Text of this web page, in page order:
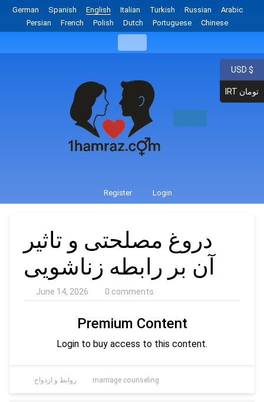
German Spanish English Italian Turkish Russian
Arabic
Persian
French Polish Dutch Portuguese Chinese
Register Login
دروغ مصلحتی و تاثیر
آن بر رابطه زناشویی
June 14, 2026 0 comments
Premium Content
Login to buy access to this content.
روابط و ازدواج marriage counseling
USD $
IRT تومان